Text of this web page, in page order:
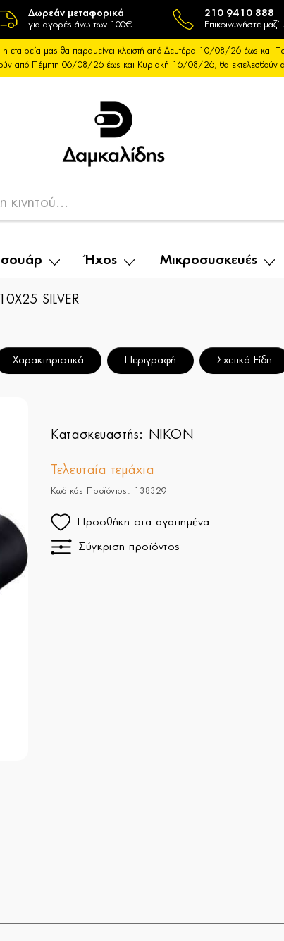
Δωρεάν μεταφορικά
για αγορές άνω των 100€
210 9410 888
Επικοινωνήστε μαζί
η εταιρεία μας θα παραμείνει κλειστή από Δευτέρα 10/08/26 έως
από Πέμπτη 06/08/26 έως και Κυριακή 16/08/26, θα
Ήχος Μικροσυσκευές
SILVER
Χαρακτηριστικά Περιγραφή Σχετικά Είδη
Κατασκευαστής: NIKON
Τελευταία τεμάχια
Κωδικός Προϊόντος: 138329
Προσθήκη στα αγαπημένα
Σύγκριση προϊόντος